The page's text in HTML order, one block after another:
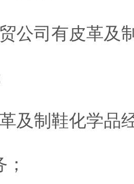
公司有皮革及
及制鞋化学品